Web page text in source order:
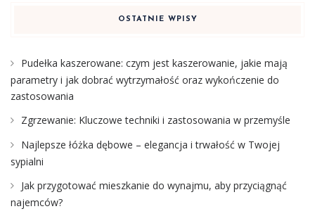
OSTATNIE WPISY
Pudełka kaszerowane: czym jest kaszerowanie, jakie mają
parametry i jak dobrać wytrzymałość oraz wykończenie do
zastosowania
Zgrzewanie: Kluczowe techniki i zastosowania w przemyśle
Najlepsze łóżka dębowe – elegancja i trwałość w Twojej
sypialni
Jak przygotować mieszkanie do wynajmu, aby przyciągnąć
najemców?